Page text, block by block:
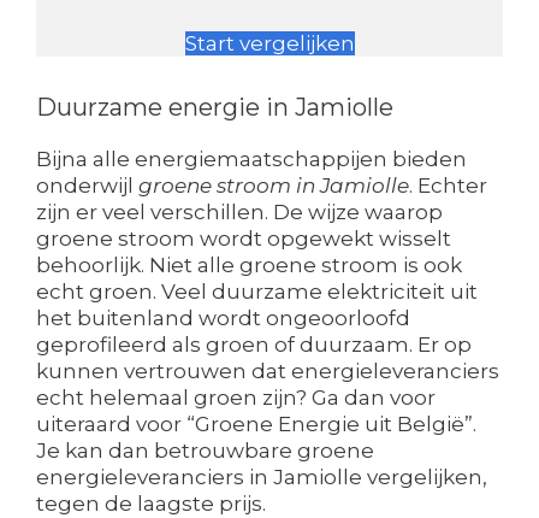
Start vergelijken
Duurzame energie in Jamiolle
Bijna alle energiemaatschappijen bieden
onderwijl groene stroom in Jamiolle. Echter
zijn er veel verschillen. De wijze waarop
groene stroom wordt opgewekt wisselt
behoorlijk. Niet alle groene stroom is ook
echt groen. Veel duurzame elektriciteit uit
het buitenland wordt ongeoorloofd
geprofileerd als groen of duurzaam. Er op
kunnen vertrouwen dat energieleveranciers
echt helemaal groen zijn? Ga dan voor
uiteraard voor “Groene Energie uit België”.
Je kan dan betrouwbare groene
energieleveranciers in Jamiolle vergelijken,
tegen de laagste prijs.